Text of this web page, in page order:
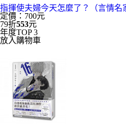
指揮使夫婦今天怎麼了？（言情
定價：700元
79折553元
年度TOP 3
放入購物車